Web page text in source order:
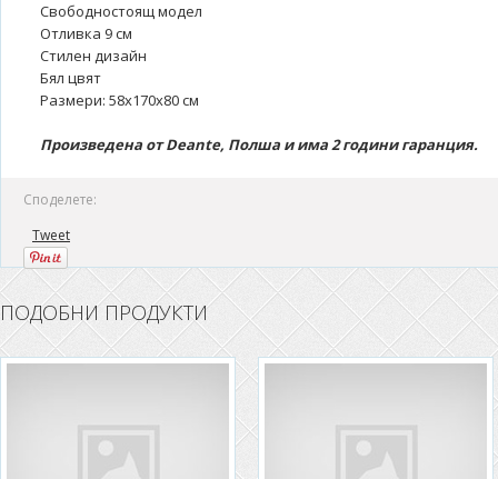
Свободностоящ модел
Отливка 9 см
Стилен дизайн
Бял цвят
Размери: 58х170х80 см
Произведена от Deante, Полша и има 2 години гаранция.
Споделете:
Tweet
ПОДОБНИ ПРОДУКТИ